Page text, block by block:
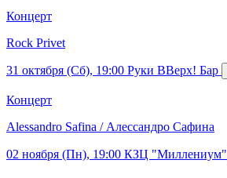
Концерт
Rock Privet
31 октября (Сб), 19:00 Руки ВВерх! Бар
Концерт
Alessandro Safina / Алессандро Сафина
02 ноября (Пн), 19:00 КЗЦ "Миллениум"